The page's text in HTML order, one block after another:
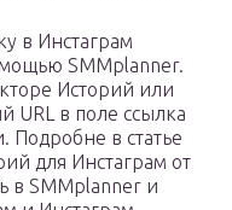
в Инстаграм
SMMplanner.
Историй или
URL в поле ссылка
Подробне в статье
для Инстаграм от
в SMMplanner и